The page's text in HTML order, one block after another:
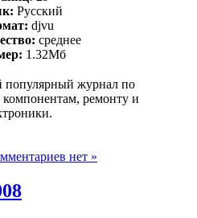
Русский
djvu
среднее
1.32Mб
популярный журнал по
ремонту и
нет »